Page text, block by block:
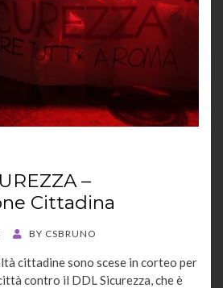
–
Cittadina
BY CSBRUNO
cittadine sono scese in corteo per
contro il DDL Sicurezza, che è